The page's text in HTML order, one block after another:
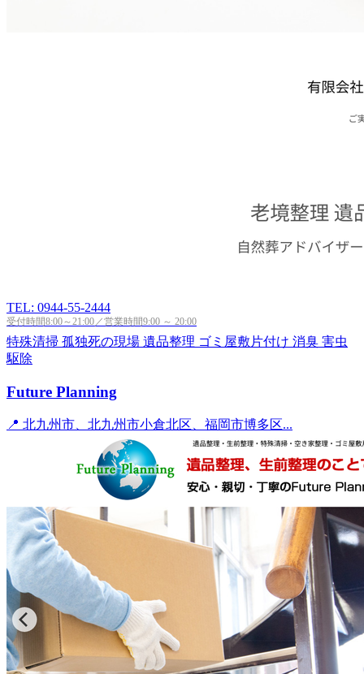
TEL: 0944-55-2444
受付時間8:00～21:00／営業時間9:00 ～ 20:00
特殊清掃 孤独死の現場 遺品整理 ゴミ屋敷片付け 消臭 害虫
駆除
Future Planning
📍 北九州市、北九州市小倉北区、福岡市博多区...